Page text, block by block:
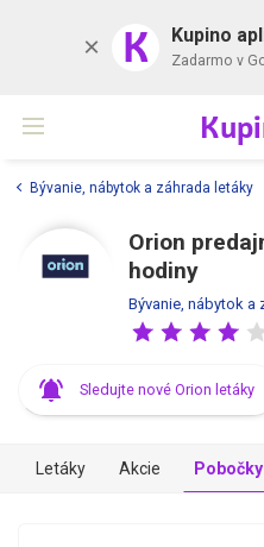
K Kupino
Zadarmo v
Bývanie, nábytok a záhrada letáky
Orion
hodiny
Bývanie, nábytok a
Sledujte nové Orion letáky
Letáky Akcie Pobočky